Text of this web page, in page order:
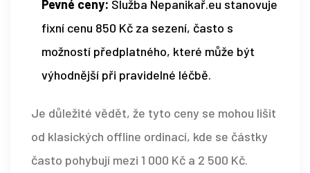
Pevné ceny: Služba Nepanikař.eu stanovuje
fixní cenu 850 Kč za sezení, často s
možností předplatného, které může být
výhodnější při pravidelné léčbě.
Je důležité vědět, že tyto ceny se mohou lišit
od klasických offline ordinací, kde se částky
často pohybují mezi 1 000 Kč a 2 500 Kč.